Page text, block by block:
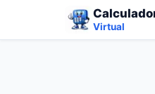
Virtual